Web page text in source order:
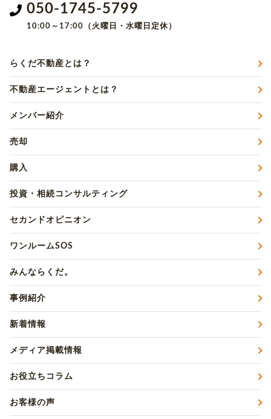
050-1745-5799
10:00～17:00（火曜日・水曜日定休）
らくだ不動産とは？
不動産エージェントとは？
メンバー紹介
売却
購入
投資・相続コンサルティング
セカンドオピニオン
ワンルームSOS
みんならくだ。
事例紹介
新着情報
メディア掲載情報
お役立ちコラム
お客様の声